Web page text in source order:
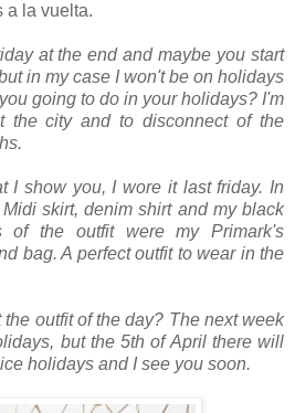
a la vuelta.
at the end and maybe you start
in my case I won't be on holidays
going to do in your holidays? I'm
the city and to disconnect of the
I show you, I wore it last friday. In
skirt, denim shirt and my black
of the outfit were my Primark's
bag. A perfect outfit to wear in the
outfit of the day? The next week
but the 5th of April there will
holidays and I see you soon.